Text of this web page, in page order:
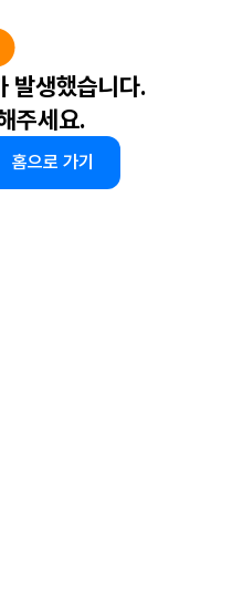
발생했습니다.
주세요.
홈으로 가기